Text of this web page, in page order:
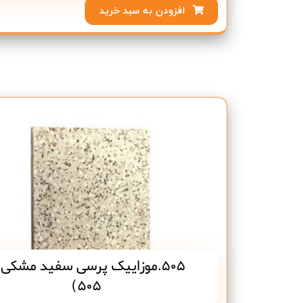
افزودن به سبد خرید
505)